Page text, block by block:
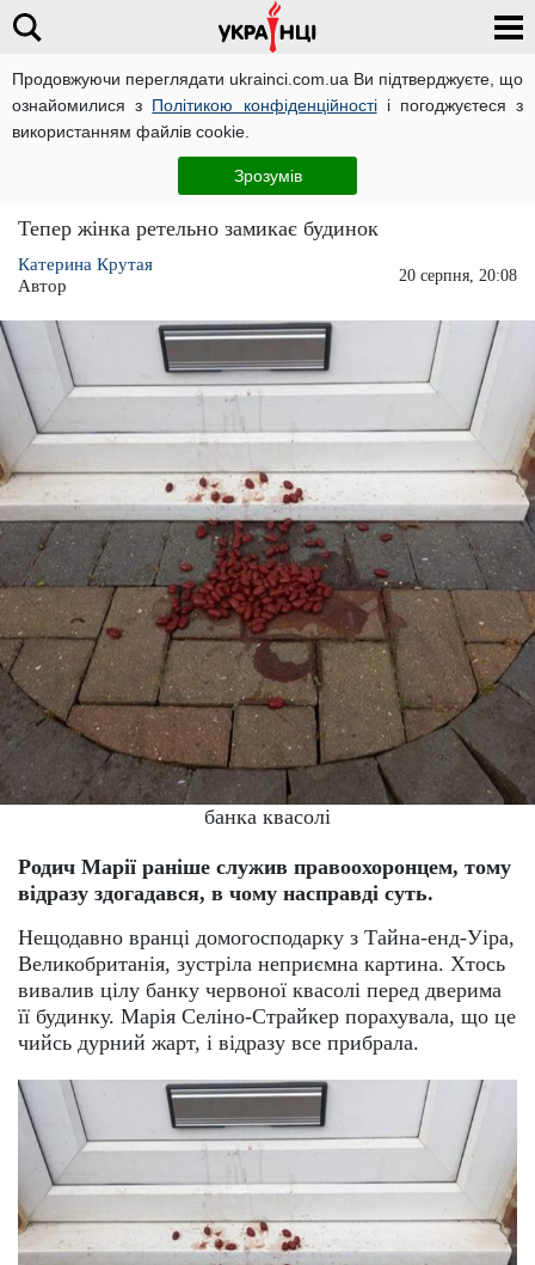
Продовжуючи переглядати ukrainci.com.ua Ви підтверджуєте, що
ознайомилися з Політикою конфіденційностіі погоджуєтеся з
використанням файлів cookie.
Зрозумів
Жінка знайшла банку квасолі під дверима,
але родич розкрив їй страшну правду
Тепер жінка ретельно замикає будинок
Катерина Крутая
Автор
20 серпня, 20:08
банка квасолі
Родич Марії раніше служив правоохоронцем, тому
відразу здогадався, в чому насправді суть.
Нещодавно вранці домогосподарку з Тайна-енд-Уіра,
Великобританія, зустріла неприємна картина. Хтось
вивалив цілу банку червоної квасолі перед дверима
її будинку. Марія Селіно-Страйкер порахувала, що це
чийсь дурний жарт, і відразу все прибрала.